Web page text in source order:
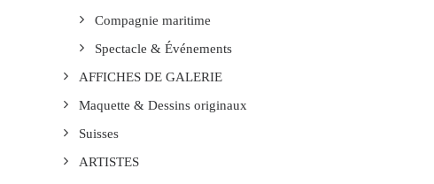
Compagnie maritime
Spectacle & Événements
AFFICHES DE GALERIE
Maquette & Dessins originaux
Suisses
ARTISTES